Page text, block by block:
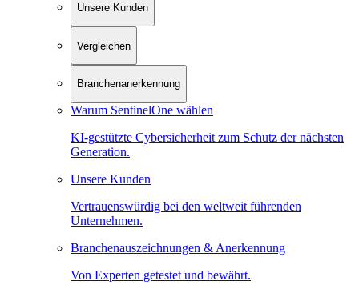
Unsere Kunden
Vergleichen
Branchenanerkennung
Warum SentinelOne wählen
KI-gestützte Cybersicherheit zum Schutz der nächsten
Generation.
Unsere Kunden
Vertrauenswürdig bei den weltweit führenden
Unternehmen.
Branchenauszeichnungen & Anerkennung
Von Experten getestet und bewährt.